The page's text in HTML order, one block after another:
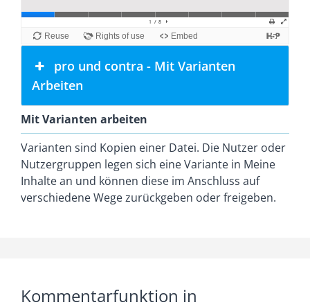
pro und contra - Mit Varianten
Arbeiten
Mit Varianten arbeiten
Varianten sind Kopien einer Datei. Die Nutzer oder
Nutzergruppen legen sich eine Variante in Meine
Inhalte an und können diese im Anschluss auf
verschiedene Wege zurückgeben oder freigeben.
Kommentarfunktion in